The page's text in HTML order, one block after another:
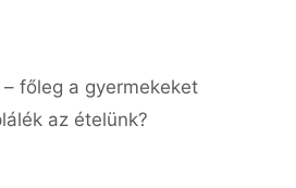
főleg a gyermekeket
az ételünk?